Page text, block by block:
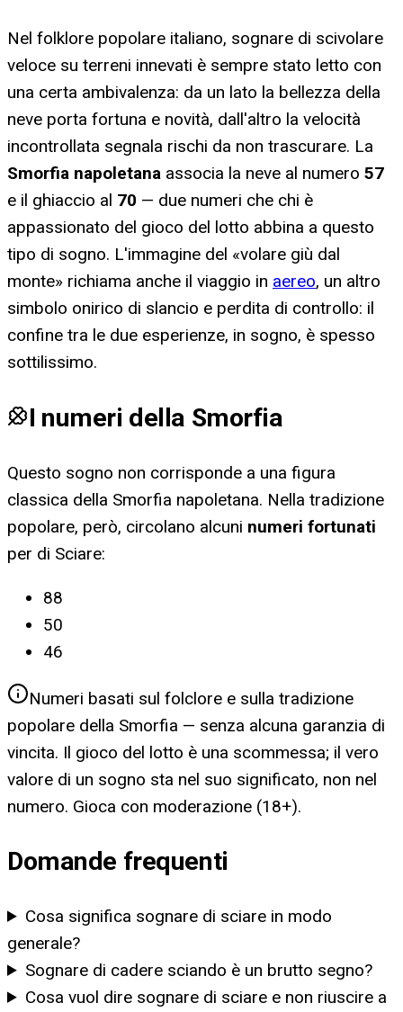
Nel folklore popolare italiano, sognare di scivolare
veloce su terreni innevati è sempre stato letto con
una certa ambivalenza: da un lato la bellezza della
neve porta fortuna e novità, dall'altro la velocità
incontrollata segnala rischi da non trascurare. La
Smorfia napoletana associa la neve al numero 57
e il ghiaccio al 70 — due numeri che chi è
appassionato del gioco del lotto abbina a questo
tipo di sogno. L'immagine del «volare giù dal
monte» richiama anche il viaggio in aereo, un altro
simbolo onirico di slancio e perdita di controllo: il
confine tra le due esperienze, in sogno, è spesso
sottilissimo.
I numeri della Smorfia
Questo sogno non corrisponde a una figura
classica della Smorfia napoletana. Nella tradizione
popolare, però, circolano alcuni numeri fortunati
per di Sciare:
88
50
46
Numeri basati sul folclore e sulla tradizione
popolare della Smorfia — senza alcuna garanzia di
vincita. Il gioco del lotto è una scommessa; il vero
valore di un sogno sta nel suo significato, non nel
numero. Gioca con moderazione (18+).
Domande frequenti
Cosa significa sognare di sciare in modo
generale?
Sognare di cadere sciando è un brutto segno?
Cosa vuol dire sognare di sciare e non riuscire a